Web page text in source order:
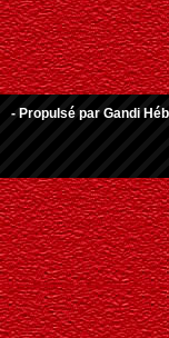
- Propulsé par Gandi